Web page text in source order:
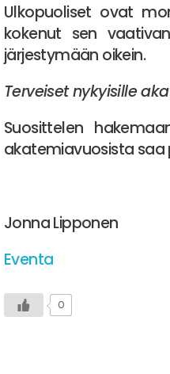
Ulkopuoliset ovat
kokenut sen
järjestymään oikein.
Terveiset nykyisille
Suosittelen
akatemiavuosista saa
Jonna Lipponen
Eventa
0